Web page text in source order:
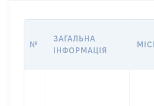
№
ЗАГАЛЬНА
ІНФОРМАЦІЯ